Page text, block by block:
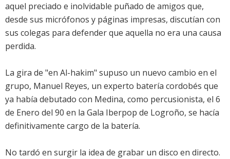
aquel preciado e inolvidable puñado de amigos que,
desde sus micrófonos y páginas impresas, discutían con
sus colegas para defender que aquella no era una causa
perdida.
La gira de "en Al-hakim" supuso un nuevo cambio en el
grupo, Manuel Reyes, un experto batería cordobés que
ya había debutado con Medina, como percusionista, el 6
de Enero del 90 en la Gala Iberpop de Logroño, se hacía
definitivamente cargo de la batería.
No tardó en surgir la idea de grabar un disco en directo.